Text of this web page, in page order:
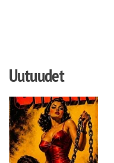
Uutuudet